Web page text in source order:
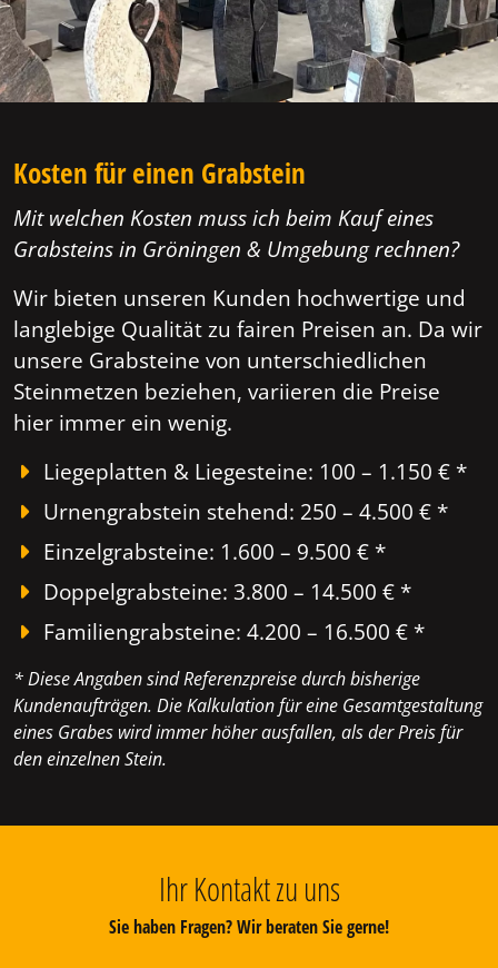
Kosten für einen Grabstein
Mit welchen Kosten muss ich beim Kauf eines
Grabsteins in Gröningen & Umgebung rechnen?
Wir bieten unseren Kunden hochwertige und
langlebige Qualität zu fairen Preisen an. Da wir
unsere Grabsteine von unterschiedlichen
Steinmetzen beziehen, variieren die Preise
hier immer ein wenig.
Liegeplatten & Liegesteine: 100 – 1.150 € *
Urnengrabstein stehend: 250 – 4.500 € *
Einzelgrabsteine: 1.600 – 9.500 € *
Doppelgrabsteine: 3.800 – 14.500 € *
Familiengrabsteine: 4.200 – 16.500 € *
* Diese Angaben sind Referenzpreise durch bisherige
Kundenaufträgen. Die Kalkulation für eine Gesamtgestaltung
eines Grabes wird immer höher ausfallen, als der Preis für
den einzelnen Stein.
Ihr Kontakt zu uns
Sie haben Fragen? Wir beraten Sie gerne!